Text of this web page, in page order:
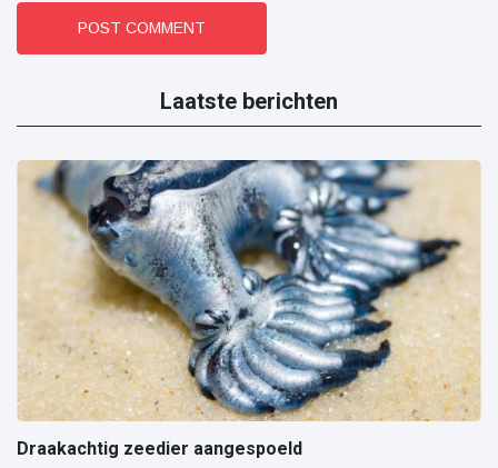
POST COMMENT
Laatste berichten
Draakachtig zeedier aangespoeld